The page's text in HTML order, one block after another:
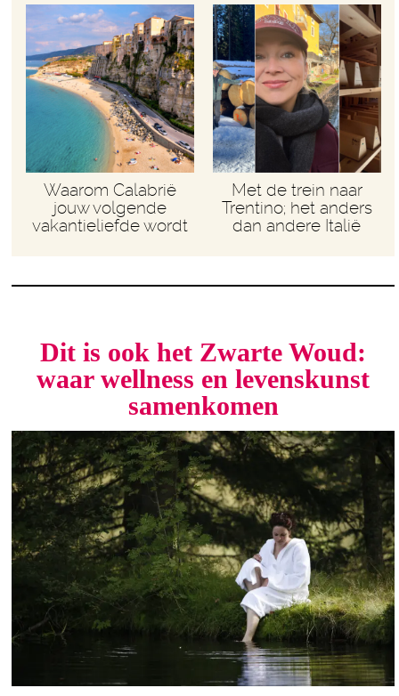
Waarom Calabrië
jouw volgende
vakantieliefde wordt
Met de trein naar
Trentino; het anders
dan andere Italië
Dit is ook het Zwarte Woud:
waar wellness en levenskunst
samenkomen